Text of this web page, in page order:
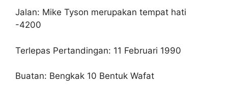
Jalan: Mike Tyson merupakan tempat hati
-4200
Terlepas Pertandingan: 11 Februari 1990
Buatan: Bengkak 10 Bentuk Wafat